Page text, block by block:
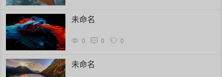
未命名
0 0 0
未命名